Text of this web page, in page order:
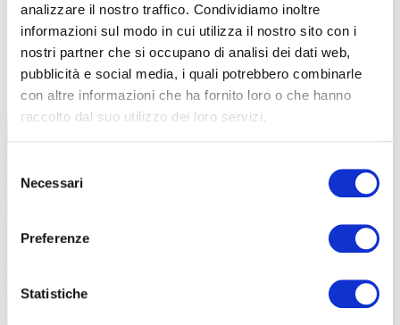
analizzare il nostro traffico. Condividiamo inoltre
informazioni sul modo in cui utilizza il nostro sito con i
nostri partner che si occupano di analisi dei dati web,
pubblicità e social media, i quali potrebbero combinarle
con altre informazioni che ha fornito loro o che hanno
raccolto dal suo utilizzo dei loro servizi.
delNecessari
Preferenze
Statistiche
TUTTE LE CATEGORIE DEL MAGAZINE